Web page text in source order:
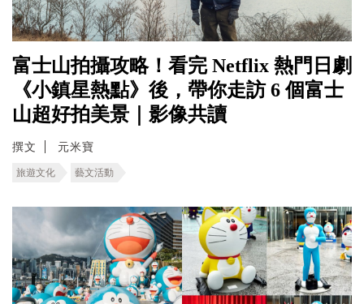
富士山拍攝攻略！看完 Netflix 熱門日劇
《小鎮星熱點》後，帶你走訪 6 個富士
山超好拍美景｜影像共讀
撰文 元米寶
旅遊文化 藝文活動